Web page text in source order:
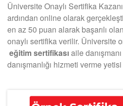
Üniversite Onaylı Sertifika
ardından online olarak
en az 50 puan alarak başarılı
onaylı sertifika verilir. Üniversite
eğitim sertifikasıaile
danışmanlığı hizmeti verme yetisi